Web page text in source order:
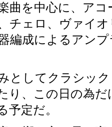
曲を中心に、ア
チェロ、ヴァイ
編成によるアン
としてクラシッ
り、この日の為だ
予定だ。